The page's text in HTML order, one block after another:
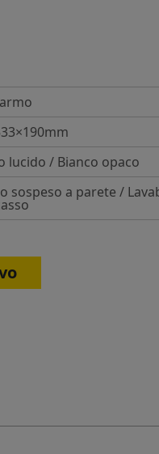
lucido / Bianco opaco
sospeso a parete /